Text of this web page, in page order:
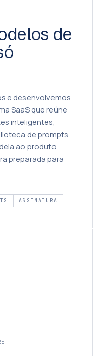
de
e desenvolvemos
SaaS que reúne
inteligentes,
de prompts
ao produto
preparada para
ASSINATURA